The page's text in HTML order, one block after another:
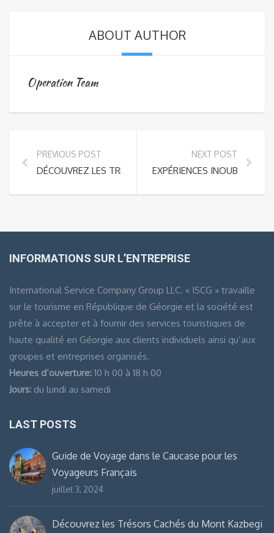
ABOUT AUTHOR
Operation Team
PREVIOUS POST
DÉCOUVREZ LES TRÉSORS CULTURELS DE LA GÉORGIE
NEXT POST
EXPÉRIENCES
INFORMATIONS SUR L’ENTREPRISE
International Service Company Group LLC. « ISCG » travaille
sur le tourisme en République de Géorgie et la société est
prête à accepter et à fournir des services touristiques de
haute qualité en Géorgie aux clients individuels ainsi qu’aux
groupes et entreprises organisés.
Heures d’ouverture: 10 h 00 à 18 h 00
Jours: du lundi au samedi
LAST POSTS
Guide de Voyage dans le Caucase pour les
Voyageurs Français
juillet 3, 2024
Découvrez les Trésors Cachés du Mont Kazbegi